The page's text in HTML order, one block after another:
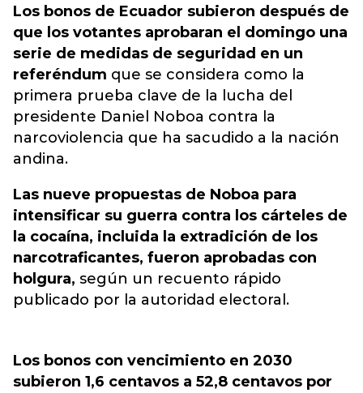
Los bonos de Ecuador subieron después de
que los votantes aprobaran el domingo una
serie de medidas de seguridad en un
referéndum que se considera como la
primera prueba clave de la lucha del
presidente Daniel Noboa contra la
narcoviolencia que ha sacudido a la nación
andina.
Las nueve propuestas de Noboa para
intensificar su guerra contra los cárteles de
la cocaína, incluida la extradición de los
narcotraficantes, fueron aprobadas con
holgura, según un recuento rápido
publicado por la autoridad electoral.
Los bonos con vencimiento en 2030
subieron 1,6 centavos a 52,8 centavos por